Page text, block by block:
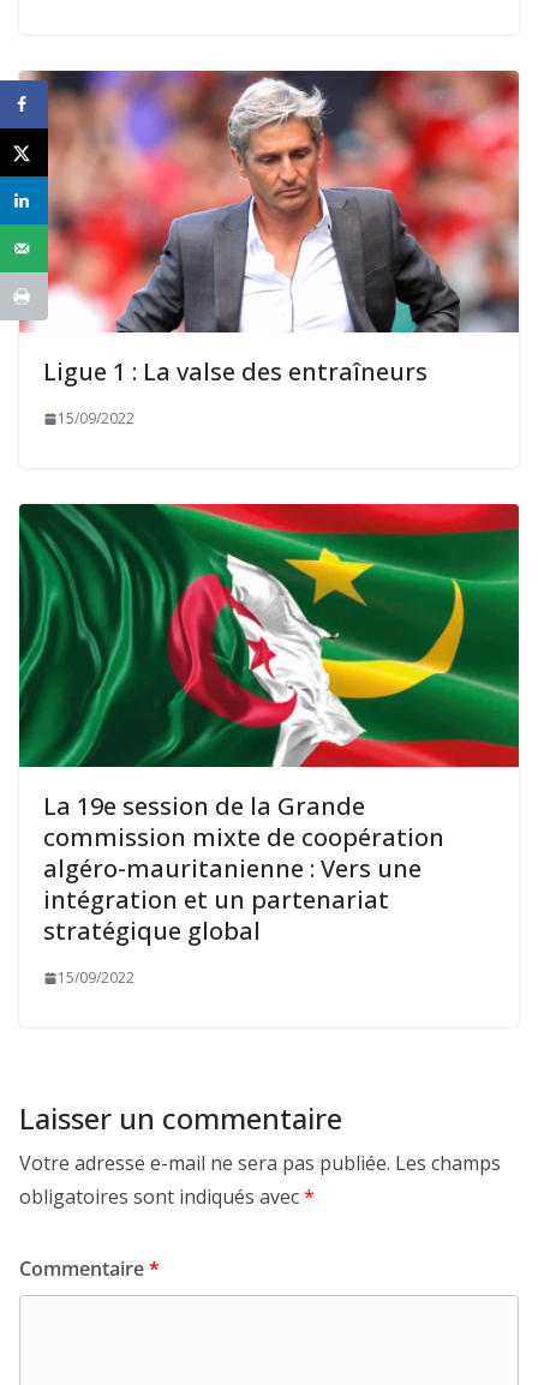
Ligue 1 : La valse des entraîneurs
15/09/2022
La 19e session de la Grande
commission mixte de coopération
algéro-mauritanienne : Vers une
intégration et un partenariat
stratégique global
15/09/2022
Laisser un commentaire
Votre adresse e-mail ne sera pas publiée. Les champs
obligatoires sont indiqués avec*
Commentaire*